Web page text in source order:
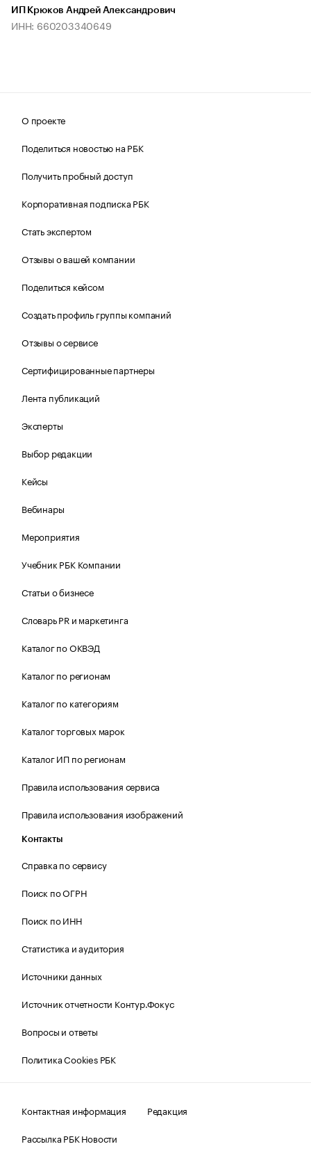
ИП Крюков Андрей Александрович
ИНН: 660203340649
О проекте
Поделиться новостью на РБК
Получить пробный доступ
Корпоративная подписка РБК
Стать экспертом
Отзывы о вашей компании
Поделиться кейсом
Создать профиль группы компаний
Отзывы о сервисе
Сертифицированные партнеры
Лента публикаций
Эксперты
Выбор редакции
Кейсы
Вебинары
Мероприятия
Учебник РБК Компании
Статьи о бизнесе
Словарь PR и маркетинга
Каталог по ОКВЭД
Каталог по регионам
Каталог по категориям
Каталог торговых марок
Каталог ИП по регионам
Правила использования сервиса
Правила использования изображений
Контакты
Справка по сервису
Поиск по ОГРН
Поиск по ИНН
Статистика и аудитория
Источники данных
Источник отчетности Контур.Фокус
Вопросы и ответы
Политика Cookies РБК
Контактная информация
Редакция
Рассылка РБК Новости